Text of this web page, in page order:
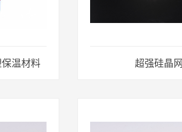
温材料 超强硅晶网